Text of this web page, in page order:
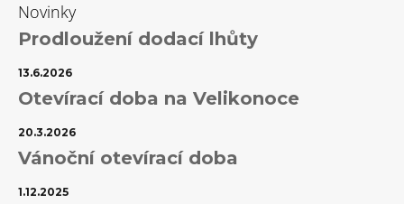
Novinky
Prodloužení dodací lhůty
13.6.2026
Otevírací doba na Velikonoce
20.3.2026
Vánoční otevírací doba
1.12.2025